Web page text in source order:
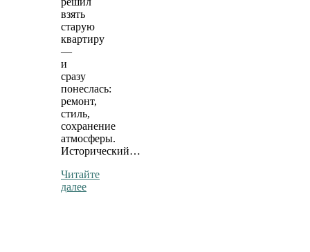
взять
старую
квартиру
—
и
сразу
понеслась:
ремонт,
стиль,
сохранение
атмосферы.
Исторический…
Читайте
далее